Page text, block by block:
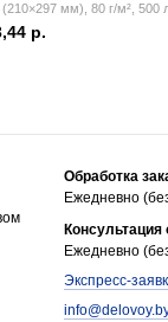
мм), 80 г/м², 500
р.
Обработка
Ежедневно
Консультация
Ежедневно
Экспресс-